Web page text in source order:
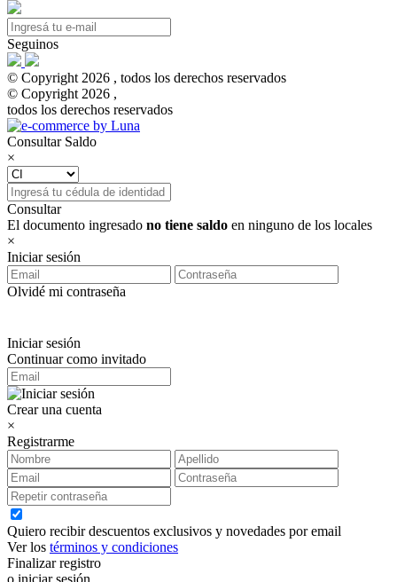
Seguinos
© Copyright 2026 , todos los derechos reservados
© Copyright 2026 ,
todos los derechos reservados
Consultar Saldo
×
Consultar
El documento ingresado no tiene saldo en ninguno de los locales
×
Iniciar sesión
Olvidé mi contraseña
Iniciar sesión
Continuar como invitado
Crear una cuenta
×
Registrarme
Quiero recibir descuentos exclusivos y novedades por email
Ver los términos y condiciones
Finalizar registro